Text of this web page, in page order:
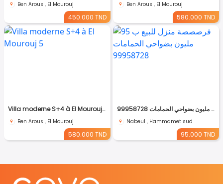
Ben Arous , El Mourouj
450.000 TND
Ben Arous , El Mourouj
580.000 TND
Villa moderne S+4 à El Mourouj 5
Ben Arous , El Mourouj
580.000 TND
فرصصصة منزل للبيع ب 95 مليون بضواحي الحمامات 99958728
Nabeul , Hammamet sud
95.000 TND